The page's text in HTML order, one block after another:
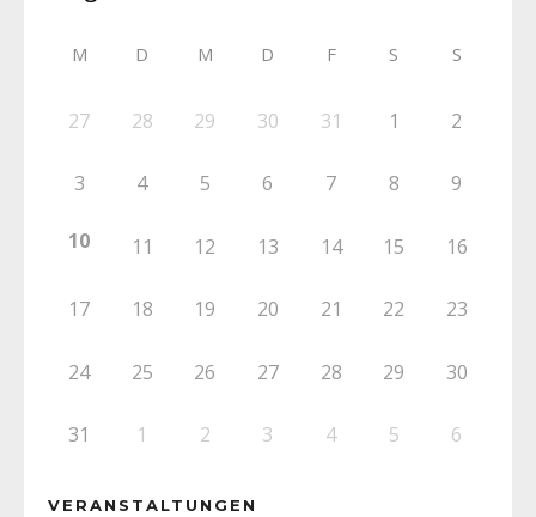
M D M D F S S
27 28 29 30 31 1 2
3 4 5 6 7 8 9
10 11 12 13 14 15 16
17 18 19 20 21 22 23
24 25 26 27 28 29 30
31 1 2 3 4 5 6
VERANSTALTUNGEN